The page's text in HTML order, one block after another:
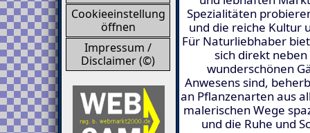
Cookieeinstellung
öffnen
Impressum /
Disclaimer (©)
Spezialitäten
und die reiche Kultur
Für Naturliebhaber
sich direkt
wunderschönen
Anwesens sind,
an Pflanzenarten aus
malerischen Wege
und die Ruhe und